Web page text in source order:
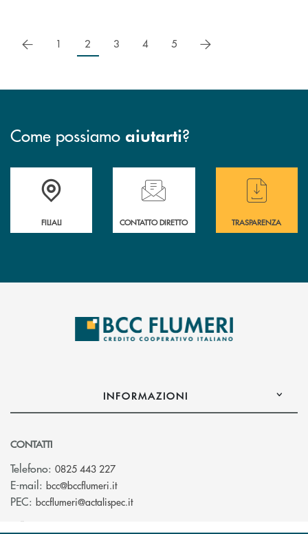
precedente
1 2 3 4 5 successivo
Come possiamo aiutarti?
Trova la filiale più vicina a te
FILIALI
Hai bisogno di assistenza immediata ?
CONTATTO DIRETTO
Hai bisogno di
TRASPARENZA
INFORMAZIONI
CONTATTI
Telefono: 0825 443 227
E-mail: bcc@bccflumeri.it(si apre l’app di posta elettronica)
PEC: bccflumeri@actalispec.it(si apre l’app di posta elettronica)